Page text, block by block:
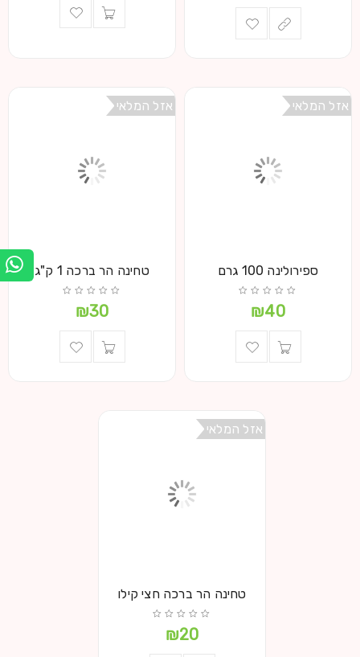
אזל המלאי
ספירולינה 100 גרם
₪40
אזל המלאי
טחינה הר ברכה 1 ק"ג
₪30
אזל המלאי
טחינה הר ברכה חצי קילו
₪20